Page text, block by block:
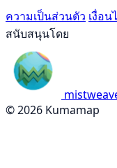
ความเป็นส่วนตัว เงื่อน
สนับสนุนโดย
© 2026 Kumamap